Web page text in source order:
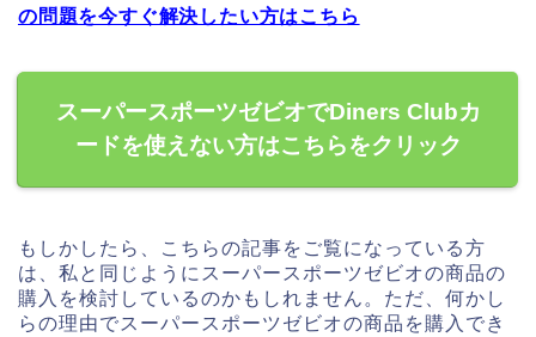
の問題を今すぐ解決したい方はこちら
スーパースポーツゼビオでDiners Clubカ
ードを使えない方はこちらをクリック
もしかしたら、こちらの記事をご覧になっている方
は、私と同じようにスーパースポーツゼビオの商品の
購入を検討しているのかもしれません。ただ、何かし
らの理由でスーパースポーツゼビオの商品を購入でき